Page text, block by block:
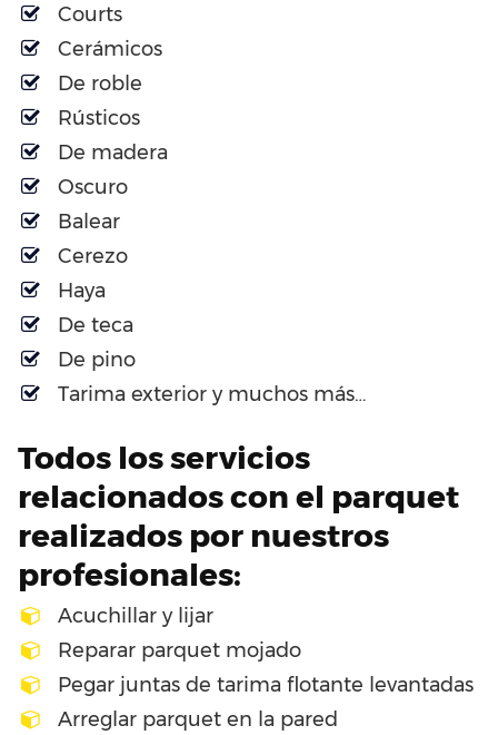
Courts
Cerámicos
De roble
Rústicos
De madera
Oscuro
Balear
Cerezo
Haya
De teca
De pino
Tarima exterior y muchos más…
Todos los servicios
relacionados con el parquet
realizados por nuestros
profesionales:
Acuchillar y lijar
Reparar parquet mojado
Pegar juntas de tarima flotante levantadas
Arreglar parquet en la pared